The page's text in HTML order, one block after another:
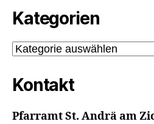
Kategorien
Kategorien
Kontakt
Pfarramt St. Andrä am